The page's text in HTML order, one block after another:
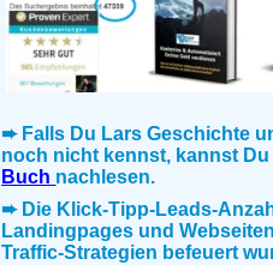
➨ Falls Du Lars Geschichte
noch nicht kennst, kannst
Buch nachlesen.
➨ Die Klick-Tipp-Leads-
Landingpages und
Traffic-Strategien befeuert